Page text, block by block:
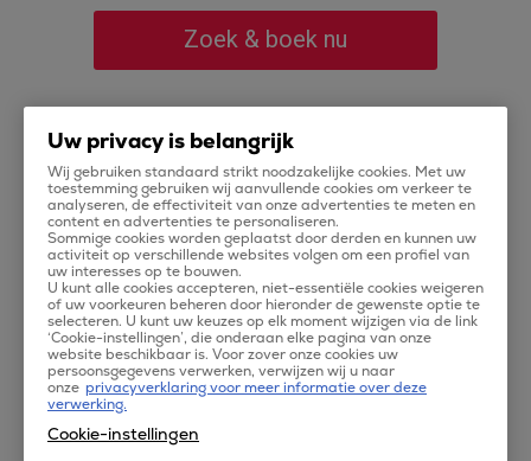
Zoek & boek nu
Vliegen naar Colombo
Colombo is een grote stad in het westen van Sri Lanka
(voorheen Ceylon). Colombo heeft een grote zeehaven
en is daardoor heel belangrijk als handelsplaats. De
combinatie in deze stad tussen oude en nieuwe
gebouwen maakt het aantrekkelijk om de stad te
verkennen. Colombo is voor vele reizigers het begin -en
eindpunt van een rondreis door Sri Lanka. Reis door
Colombo met de bus of ga voor een ritje in de fietstaxi!
Uw privacy is belangrijk
Wij gebruiken standaard strikt noodzakelijke cookies. Met uw
toestemming gebruiken wij aanvullende cookies om verkeer te
analyseren, de effectiviteit van onze advertenties te meten en
content en advertenties te personaliseren.
Sommige cookies worden geplaatst door derden en kunnen uw
activiteit op verschillende websites volgen om een profiel van
uw interesses op te bouwen.
U kunt alle cookies accepteren, niet-essentiële cookies weigeren
of uw voorkeuren beheren door hieronder de gewenste optie te
selecteren. U kunt uw keuzes op elk moment wijzigen via de link
‘Cookie-instellingen’, die onderaan elke pagina van onze
website beschikbaar is. Voor zover onze cookies uw
persoonsgegevens verwerken, verwijzen wij u naar
onze privacyverklaring voor meer informatie over deze
verwerking.
Cookie-instellingen